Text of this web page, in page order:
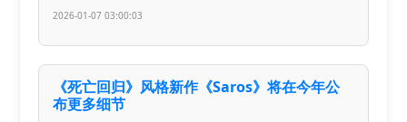
2026-01-07 03:00:03
《死亡回归》风格新作《Saros》将在今年公
布更多细节